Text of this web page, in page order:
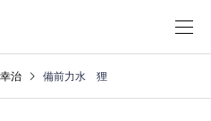
治 備前力水 狸